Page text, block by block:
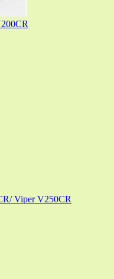
Viper V250CR